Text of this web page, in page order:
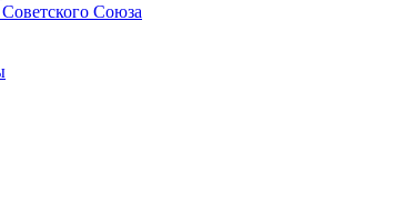
Союза